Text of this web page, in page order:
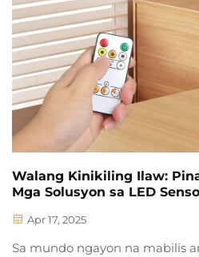
Walang Kinikiling Ilaw:
Mga Solusyon sa LED
Apr 17, 2025
Sa mundo ngayon na mabilis